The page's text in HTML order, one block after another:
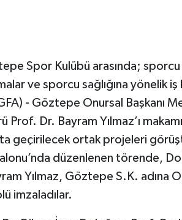
Spor Kulübü arasında;
ve sporcu sağlığına yönelik
- Göztepe Onursal Başkanı
Dr. Bayram Yılmaz’ı
geçirilecek ortak projeleri
düzenlenen törende,
Yılmaz, Göztepe S.K. adına
imzaladılar.